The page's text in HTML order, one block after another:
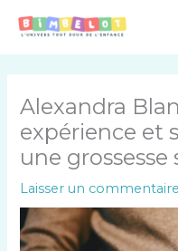
Alexandra
expérience et
une grossesse
Laisser un commentaire